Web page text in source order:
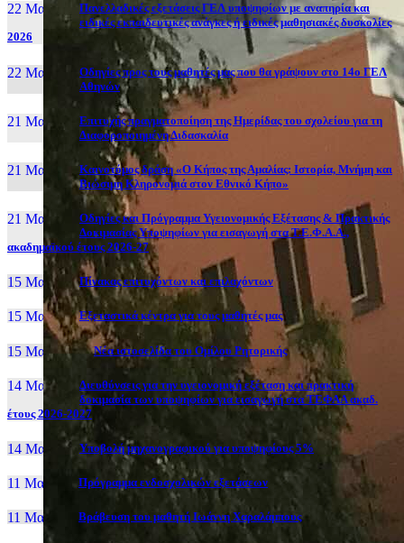
22 Μαι, 26
Πανελλαδικές εξετάσεις ΓΕΛ υποψηφίων με αναπηρία και
ειδικές εκπαιδευτικές ανάγκες ή ειδικές μαθησιακές δυσκολίες
2026
22 Μαι, 26
Οδηγίες προς τους μαθητές μας που θα γράψουν στο 14ο ΓΕΛ
Αθηνών
21 Μαι, 26
Επιτυχής πραγματοποίηση της Ημερίδας του σχολείου για τη
Διαφοροποιημένη Διδασκαλία
21 Μαι, 26
Καινοτόμος δράση «Ο Κήπος της Αμαλίας: Ιστορία, Μνήμη και
Βιώσιμη Κληρονομιά στον Εθνικό Κήπο»
21 Μαι, 26
Οδηγίες και Πρόγραμμα Υγειονομικής Εξέτασης & Πρακτικής
Δοκιμασίας Υποψηφίων για εισαγωγή στα Τ.Ε.Φ.Α.Α.,
ακαδημαϊκού έτους 2026-27
15 Μαι, 26 Πίνακας επιτυχόντων και επιλαχόντων
15 Μαι, 26 Εξεταστικά κέντρα για τους μαθητές μας
15 Μαι, 2026 Νέα ιστοσελίδα του Ομίλου Ρητορικής
14 Μαι, 26
Διευθύνσεις για την υγειονομική εξέταση και πρακτική
δοκιμασία των υποψηφίων για εισαγωγή στα ΤΕΦΑΑ ακαδ.
έτους 2026-2027
14 Μαι, 26 Yποβολή μηχανογραφικού για υποψηφίους 5%
11 Μαι, 26 Πρόγραμμα ενδοσχολικών εξετάσεων
11 Μαι, 26 Βράβευση του μαθητή Ιωάννη Χαραλάμπους